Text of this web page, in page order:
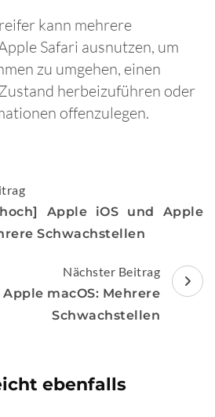
kann mehrere
Safari ausnutzen, um
zu umgehen, einen
herbeizuführen oder
offenzulegen.
Apple iOS und Apple
Schwachstellen
Nächster Beitrag
macOS: Mehrere
Schwachstellen
ebenfalls